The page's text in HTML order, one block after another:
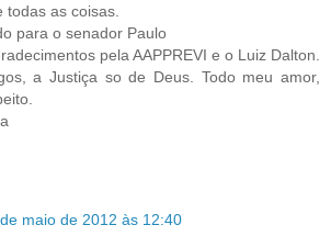
todas as coisas.
para o senador Paulo
pela AAPPREVI e o Luiz Dalton.
a Justiça so de Deus. Todo meu amor,
maio de 2012 às 12:40